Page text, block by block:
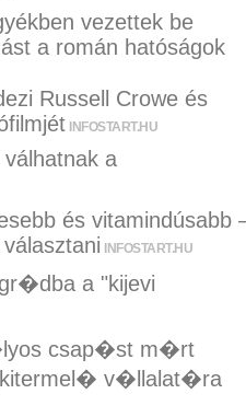
vezettek be
a román hatóságok
Russell Crowe és
INFOSTART.HU
a
és vitamindúsabb
INFOSTART.HU
a "kijevi
csap�st m�rt
v�llalat�ra